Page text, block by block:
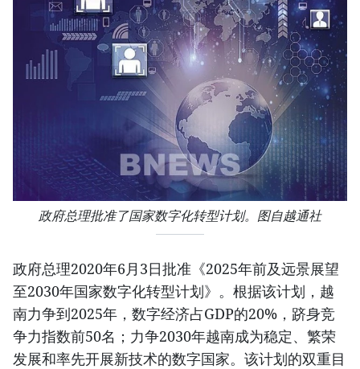
政府总理批准了国家数字化转型计划。图自越通社
政府总理2020年6月3日批准《2025年前及远景展望
至2030年国家数字化转型计划》。根据该计划，越
南力争到2025年，数字经济占GDP的20%，跻身竞
争力指数前50名；力争2030年越南成为稳定、繁荣
发展和率先开展新技术的数字国家。该计划的双重目